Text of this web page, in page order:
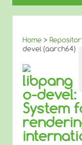
Home >
devel (aarch64)
libpang
o-devel:
System